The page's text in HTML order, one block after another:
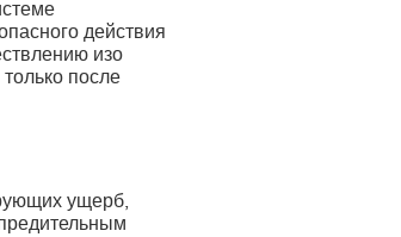
действия
изо
после
ущерб,